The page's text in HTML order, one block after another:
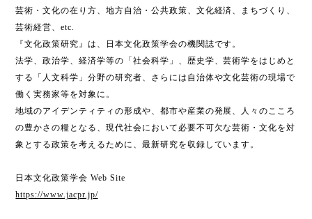
芸術・文化の在り方、地方自治・公共政策、文化経済、まちづくり、
芸術経営、etc.
『文化政策研究』は、日本文化政策学会の機関誌です。
法学、政治学、経済学等の「社会科学」、歴史学、芸術学をはじめと
する「人文科学」分野の研究者、さらには自治体や文化芸術の現場で
働く実務家等を対象に。
地域のアイデンティティの形成や、都市や産業の発展、人々のこころ
の豊かさの糧となる、現代社会において必要不可欠な芸術・文化を対
象とする政策を考えるために、最新研究を収録しています。
日本文化政策学会 Web Site
https://www.jacpr.jp/